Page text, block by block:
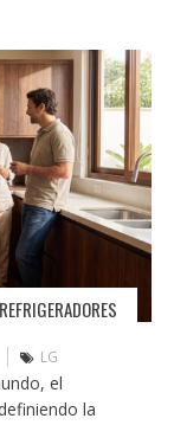
LG
el
la